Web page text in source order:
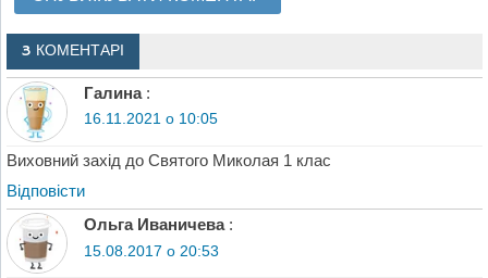
3 КОМЕНТАРІ
Галина :
16.11.2021 о 10:05
Виховний захід до Святого Миколая 1 клас
Відповіcти
Ольга Иваничева :
15.08.2017 о 20:53